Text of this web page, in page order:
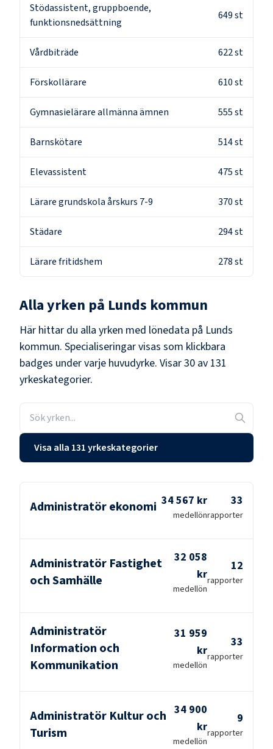
Stödassistent, gruppboende,
funktionsnedsättning
649st
Vårdbiträde 622st
Förskollärare 610st
Gymnasielärare allmänna ämnen 555st
Barnskötare 514st
Elevassistent 475st
Lärare grundskola årskurs 7-9 370st
Städare 294st
Lärare fritidshem 278st
Alla yrken på Lunds kommun
Här hittar du alla yrken med lönedata på Lunds
kommun. Specialiseringar visas som klickbara
badges under varje huvudyrke. Visar 30 av 131
yrkeskategorier.
Visa alla 131 yrkeskategorier
Administratör ekonomi 34 567 kr
medellön
33
rapporter
Administratör Fastighet
och Samhälle
32 058
kr
medellön
12
rapporter
Administratör
Information och
Kommunikation
31 959
kr
medellön
33
rapporter
Administratör Kultur och
Turism
34 900
kr
medellön
9
rapporter